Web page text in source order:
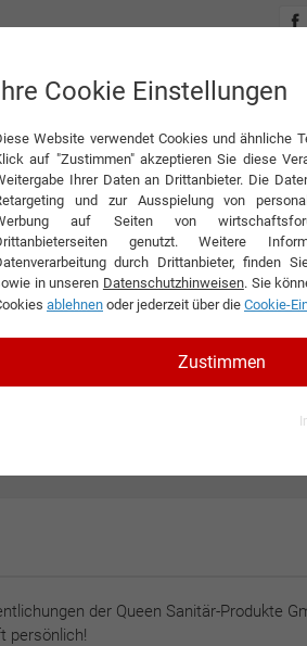
GmbH
der Queen Sanitär-Produkte
persönlich!
Cookie Einstellungen
Website verwendet Cookies und ähnliche
auf "Zustimmen" akzeptieren Sie diese
Ihrer Daten an Drittanbieter. Die
und zur Ausspielung von
auf Seiten von
genutzt. Weitere
durch Drittanbieter, finden
in unseren Datenschutzhinweisen. Sie
ablehnen oder jederzeit über die Cookie-
Zustimmen